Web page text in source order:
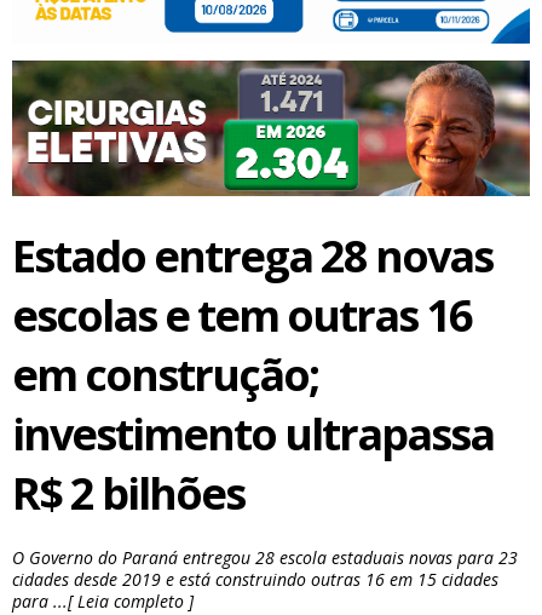
Estado entrega 28 novas
escolas e tem outras 16
em construção;
investimento ultrapassa
R$ 2 bilhões
O Governo do Paraná entregou 28 escola estaduais novas para 23
cidades desde 2019 e está construindo outras 16 em 15 cidades
para ...[ Leia completo ]